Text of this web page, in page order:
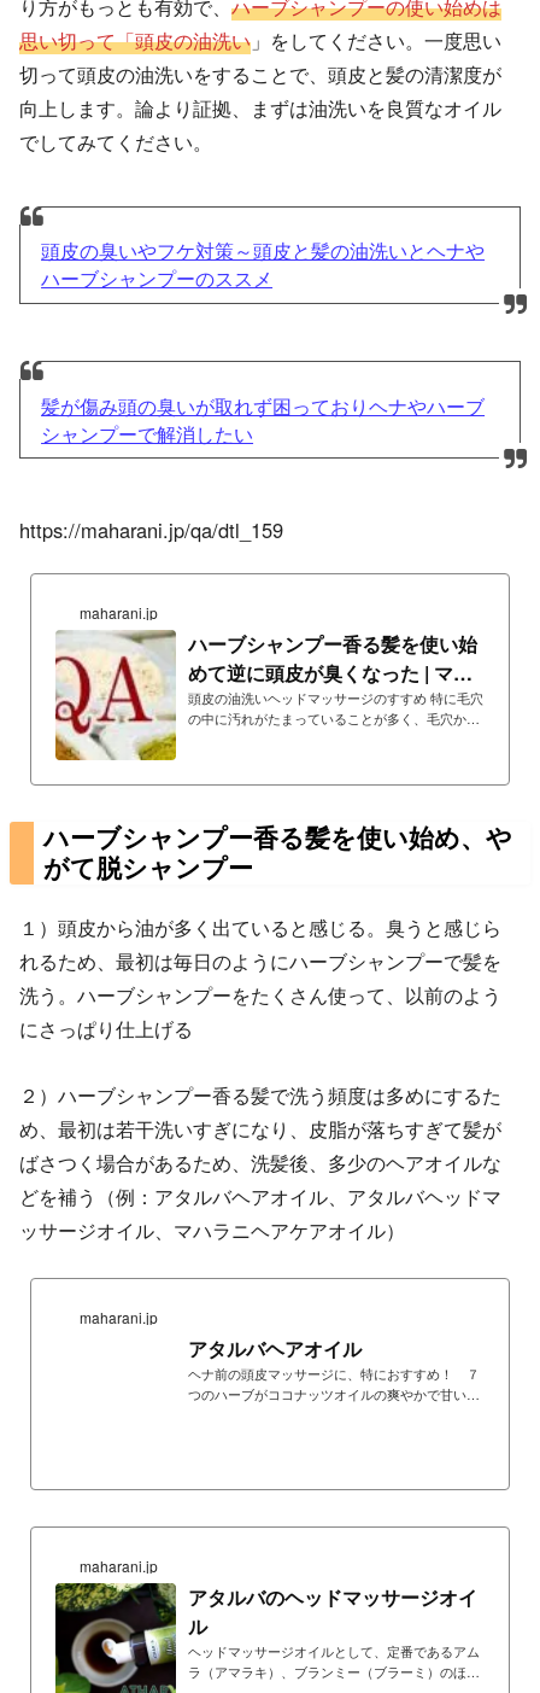
り方がもっとも有効で、ハーブシャンプーの使い始めは
思い切って「頭皮の油洗い 」をしてください。一度思い
切って頭皮の油洗いをすることで、頭皮と髪の清潔度が
向上します。論より証拠、まずは油洗いを良質なオイル
でしてみてください。
頭皮の臭いやフケ対策～頭皮と髪の油洗いとヘナや
ハーブシャンプーのススメ
髪が傷み頭の臭いが取れず困っておりヘナやハーブ
シャンプーで解消したい
https://maharani.jp/qa/dtl_159
maharani.jp
ハーブシャンプー香る髪を使い始
めて逆に頭皮が臭くなった | マハ
ラニヘナ質問集
頭皮の油洗いヘッドマッサージのすすめ 特に毛穴
の中に汚れがたまっていることが多く、毛穴から
ハーブシャンプー香る髪を使い始め、や
がて脱シャンプー
１）頭皮から油が多く出ていると感じる。臭うと感じら
れるため、最初は毎日のようにハーブシャンプーで髪を
洗う。ハーブシャンプーをたくさん使って、以前のよう
にさっぱり仕上げる
２）ハーブシャンプー香る髪で洗う頻度は多めにするた
め、最初は若干洗いすぎになり、皮脂が落ちすぎて髪が
ばさつく場合があるため、洗髪後、多少のヘアオイルな
どを補う（例：アタルバヘアオイル、アタルバヘッドマ
ッサージオイル、マハラニヘアケアオイル）
maharani.jp
アタルバヘアオイル
ヘナ前の頭皮マッサージに、特におすすめ！ ７
つのハーブがココナッツオイルの爽やかで甘い香
maharani.jp
アタルバのヘッドマッサージオイ
ル
ヘッドマッサージオイルとして、定番であるアム
ラ（アマラキ）、ブランミー（ブラーミ）のほ